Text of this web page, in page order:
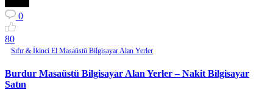
0
80
Sıfır & İkinci El Masaüstü Bilgisayar Alan Yerler
Burdur Masaüstü Bilgisayar Alan Yerler – Nakit Bilgisayar
Satın